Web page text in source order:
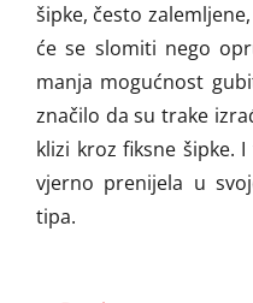
šipke, često
će se slomiti nego
manja mogućnost
značilo da su trake
klizi kroz fiksne šipke.
vjerno prenijela u
tipa.